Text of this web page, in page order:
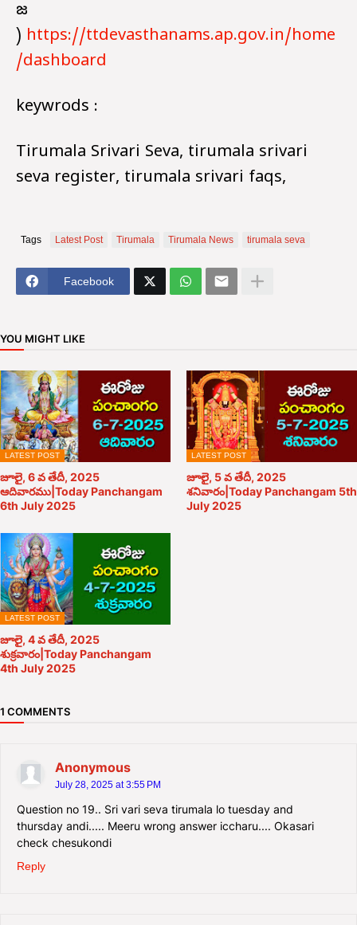
జ
) https://ttdevasthanams.ap.gov.in/home
/dashboard
keywrods :
Tirumala Srivari Seva, tirumala srivari
seva register, tirumala srivari faqs,
Tags Latest Post Tirumala Tirumala News tirumala seva
Facebook
YOU MIGHT LIKE
LATEST POST
జూలై, 6 వ తేదీ, 2025
ఆదివారము|Today Panchangam
6th July 2025
LATEST POST
జూలై, 5 వ తేదీ, 2025
శనివారం|Today Panchangam 5th
July 2025
LATEST POST
జూలై, 4 వ తేదీ, 2025
శుక్రవారం|Today Panchangam
4th July 2025
1 COMMENTS
Anonymous
July 28, 2025 at 3:55 PM
Question no 19.. Sri vari seva tirumala lo tuesday and
thursday andi..... Meeru wrong answer iccharu.... Okasari
check chesukondi
Reply